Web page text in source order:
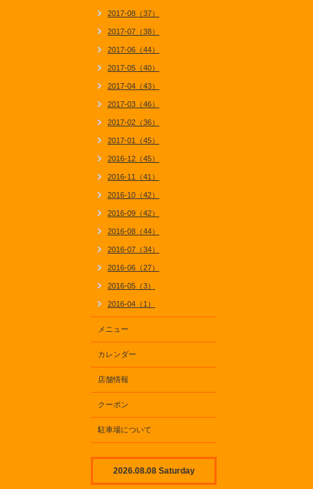
2017-08（37）
2017-07（38）
2017-06（44）
2017-05（40）
2017-04（43）
2017-03（46）
2017-02（36）
2017-01（45）
2016-12（45）
2016-11（41）
2016-10（42）
2016-09（42）
2016-08（44）
2016-07（34）
2016-06（27）
2016-05（3）
2016-04（1）
メニュー
カレンダー
店舗情報
クーポン
駐車場について
2026.08.08 Saturday